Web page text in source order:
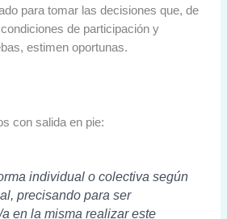
para tomar las decisiones que, de
de participación y
estimen oportunas.
con salida en pie:
individual o colectiva según
precisando para ser
en la misma realizar este